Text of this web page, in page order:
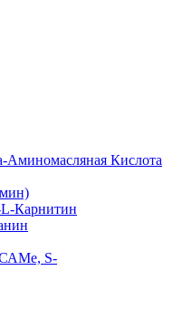
Кислота
Карнитин
S-